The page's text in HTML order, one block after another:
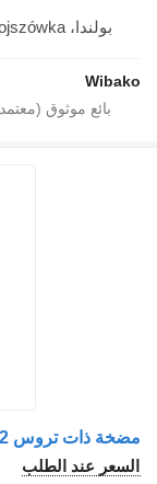
بولندا، Kojszówka
Wibako
مضخة ذات تروس Haldex 1850212
السعر عند الطلب